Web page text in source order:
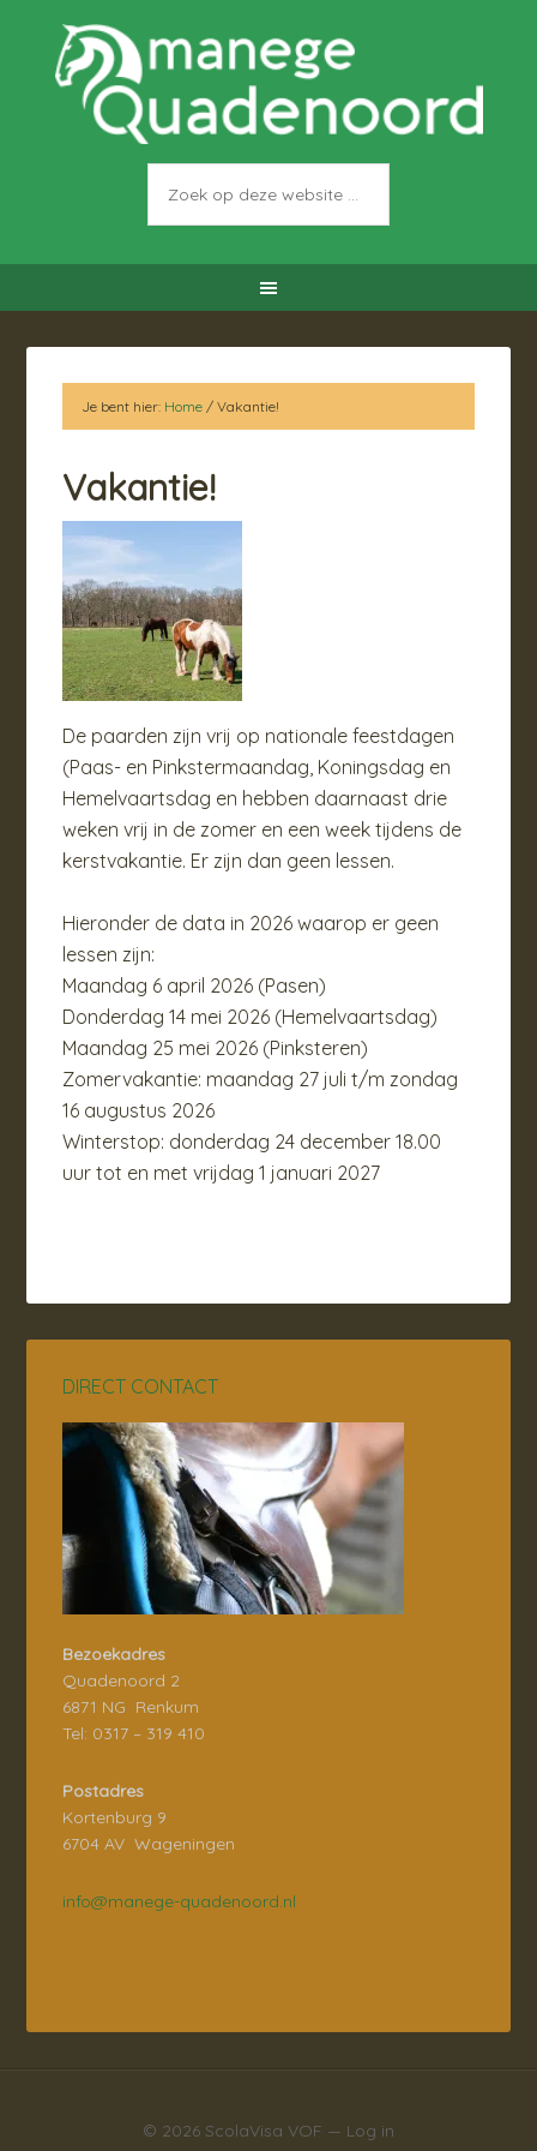
Je bent hier: Home/ Vakantie!
Vakantie!
De paarden zijn vrij op nationale feestdagen
(Paas- en Pinkstermaandag, Koningsdag en
Hemelvaartsdag en hebben daarnaast drie
weken vrij in de zomer en een week tijdens de
kerstvakantie. Er zijn dan geen lessen.
Hieronder de data in 2026 waarop er geen
lessen zijn:
Maandag 6 april 2026 (Pasen)
Donderdag 14 mei 2026 (Hemelvaartsdag)
Maandag 25 mei 2026 (Pinksteren)
Zomervakantie: maandag 27 juli t/m zondag
16 augustus 2026
Winterstop: donderdag 24 december 18.00
uur tot en met vrijdag 1 januari 2027
DIRECT CONTACT
Bezoekadres
Quadenoord 2
6871 NG Renkum
Tel: 0317 – 319 410
Postadres
Kortenburg 9
6704 AV Wageningen
info@manege-quadenoord.nl
© 2026 ScolaVisa VOF — Log in